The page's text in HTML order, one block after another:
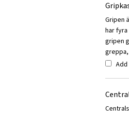
Gripen
har
gripen